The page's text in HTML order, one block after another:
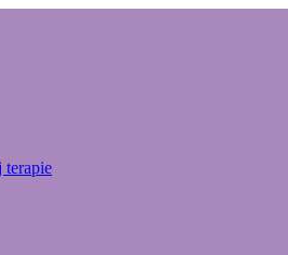
terapie